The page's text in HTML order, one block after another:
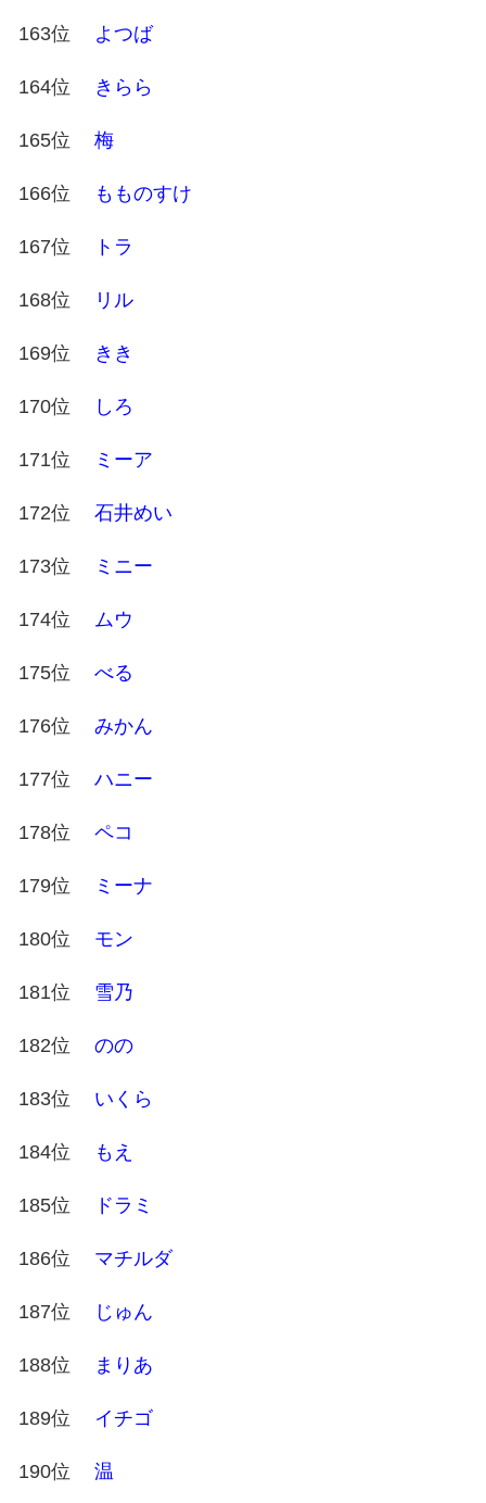
163位 よつば
164位 きらら
165位 梅
166位 もものすけ
167位 トラ
168位 リル
169位 きき
170位 しろ
171位 ミーア
172位 石井めい
173位 ミニー
174位 ムウ
175位 べる
176位 みかん
177位 ハニー
178位 ペコ
179位 ミーナ
180位 モン
181位 雪乃
182位 のの
183位 いくら
184位 もえ
185位 ドラミ
186位 マチルダ
187位 じゅん
188位 まりあ
189位 イチゴ
190位 温